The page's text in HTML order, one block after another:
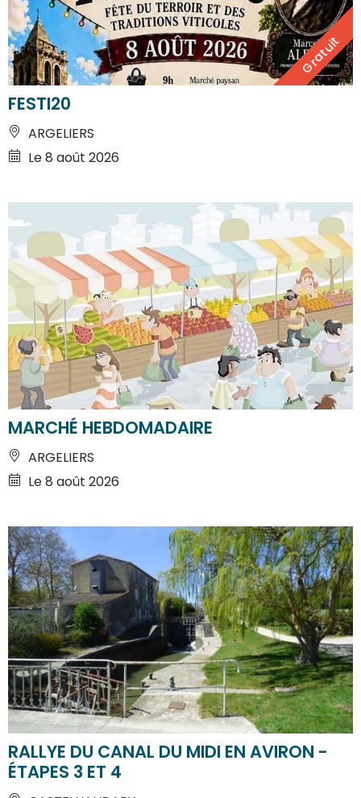
Gratuit
FESTI20
ARGELIERS
Le 8 août 2026
MARCHÉ HEBDOMADAIRE
ARGELIERS
Le 8 août 2026
RALLYE DU CANAL DU MIDI EN AVIRON -
ÉTAPES 3 ET 4